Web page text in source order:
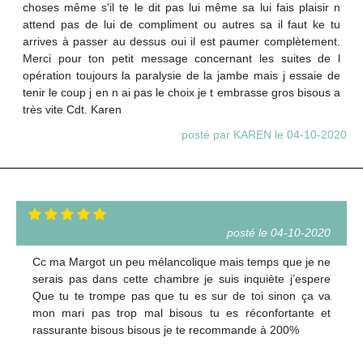
choses même s'il te le dit pas lui même sa lui fais plaisir n
attend pas de lui de compliment ou autres sa il faut ke tu
arrives à passer au dessus oui il est paumer complètement.
Merci pour ton petit message concernant les suites de l
opération toujours la paralysie de la jambe mais j essaie de
tenir le coup j en n ai pas le choix je t embrasse gros bisous a
très vite Cdt. Karen
posté par KAREN le 04-10-2020
posté le 04-10-2020
Cc ma Margot un peu mélancolique mais temps que je ne
serais pas dans cette chambre je suis inquiète j’espere
Que tu te trompe pas que tu es sur de toi sinon ça va
mon mari pas trop mal bisous tu es réconfortante et
rassurante bisous bisous je te recommande à 200%